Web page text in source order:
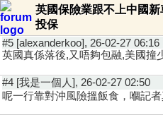
英國保險業跟不上中國
投保
#5 [alexanderkoo], 26-02-27 06:16
英國真係落後,又唔夠包融,美國撞
#4 [我是一個人], 26-02-27 02:50
呢一行靠對沖風險搵飯食，嗰記